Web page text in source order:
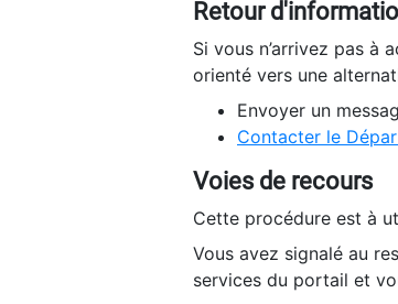
Retour
Si vous n’arrivez pas à
orienté vers une
Envoyer un
Contacter le
Voies de recours
Cette procédure est à
Vous avez signalé au
services du portail et